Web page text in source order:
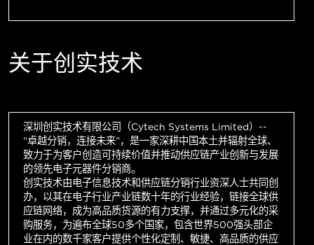
关于创实技术
深圳创实技术有限公司（Cytech Systems Limited）--
“卓越分销，连接未来”，是一家深耕中国本土并辐射全球、
致力于为客户创造可持续价值并推动供应链产业创新与发展
的领先电子元器件分销商。
创实技术由电子信息技术和供应链分销行业资深人士共同创
办，以其在电子行业产业链数十年的行业经验，链接全球供
应链网络，成为高品质货源的有力支撑，并通过多元化的采
购服务，为遍布全球50多个国家，包含世界500强头部企
业在内的数千家客户提供个性化定制、敏捷、高品质的供应